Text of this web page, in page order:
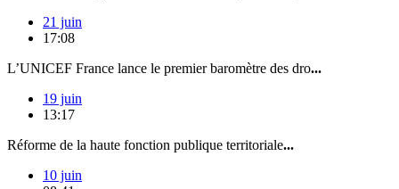
21 juin
17:08
L’UNICEF France lance le premier baromètre des dro...
19 juin
13:17
Réforme de la haute fonction publique territoriale...
10 juin